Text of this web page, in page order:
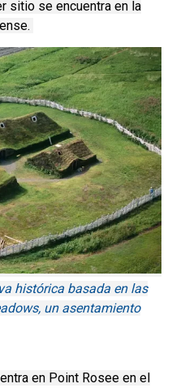
sitio se encuentra en la
histórica basada en las
un asentamiento
en Point Rosee en el